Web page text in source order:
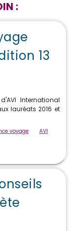
:
13
International
lauréats 2016 et
voyage
AVI